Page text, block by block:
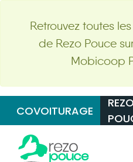
Retrouvez toutes
de Rezo Pouce
Mobicoop
COVOITURAGE
REZO